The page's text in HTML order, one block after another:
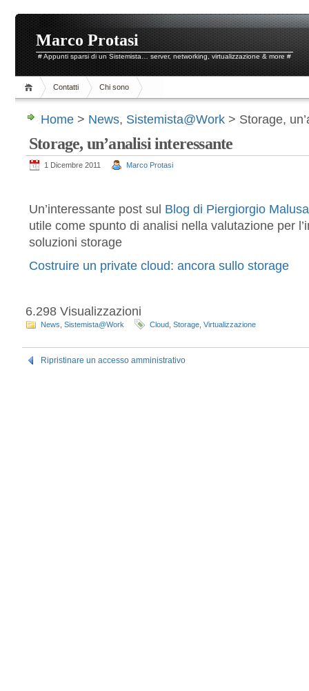
Marco Protasi
# Appunti sparsi di un Sistemista… server, networking, virtualizzazione & more #
Contatti Chi sono
Home > News, Sistemista@Work > Storage,
Storage, un’analisi interessante
1 Dicembre 2011 Marco Protasi
Un’interessante post sul Blog di Piergiorgio
utile come spunto di analisi nella valutazione per
soluzioni storage
Costruire un private cloud: ancora sullo storage
6.298 Visualizzazioni
News Sistemista@Work Cloud Storage Virtualizzazione
Ripristinare un accesso amministrativo